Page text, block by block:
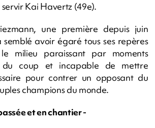
Kai Havertz (49e).
une première depuis juin
avoir égaré tous ses repères
milieu paraissant par moments
du coup et incapable de mettre
pour contrer un opposant du
champions du monde.
et en chantier -